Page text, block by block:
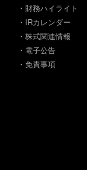
・財務ハイライト
・IRカレンダー
・株式関連情報
・電子公告
・免責事項